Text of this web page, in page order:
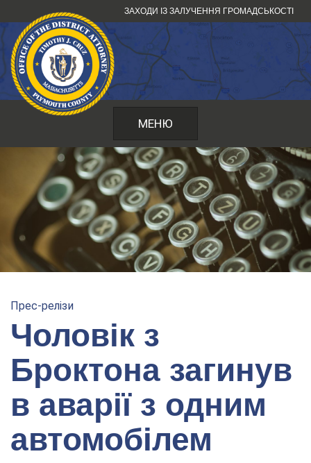
до
змісту
ЗАХОДИ ІЗ ЗАЛУЧЕННЯ ГРОМАДСЬКОСТІ
МЕНЮ
Прес-релізи
Чоловік з
Броктона загинув
в аварії з одним
автомобілем